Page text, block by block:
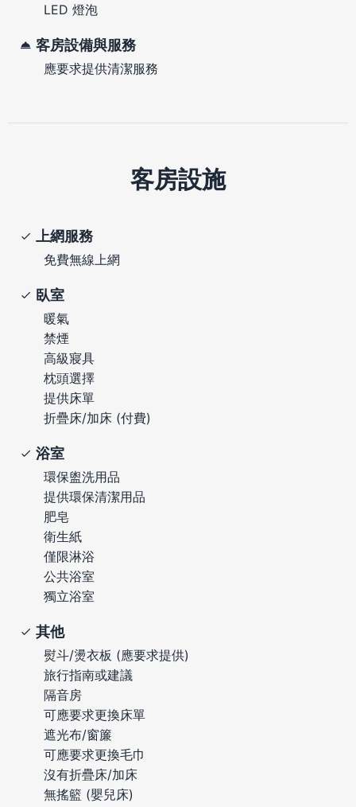
LED 燈泡
客房設備與服務
應要求提供清潔服務
客房設施
上網服務
免費無線上網
臥室
暖氣
禁煙
高級寢具
枕頭選擇
提供床單
折疊床/加床 (付費)
浴室
環保盥洗用品
提供環保清潔用品
肥皂
衛生紙
僅限淋浴
公共浴室
獨立浴室
其他
熨斗/燙衣板 (應要求提供)
旅行指南或建議
隔音房
可應要求更換床單
遮光布/窗簾
可應要求更換毛巾
沒有折疊床/加床
無搖籃 (嬰兒床)